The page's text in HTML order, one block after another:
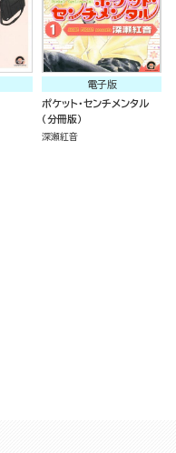
電子版
ポケット・センチメンタル
（分冊版）
深瀬紅音